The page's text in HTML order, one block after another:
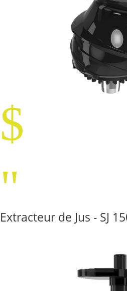
$
"
Extracteur de Jus - SJ